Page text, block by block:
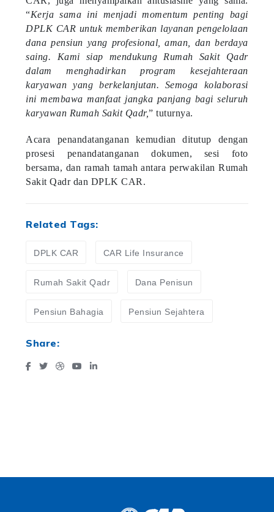
“Kerja sama ini menjadi momentum penting bagi
DPLK CAR untuk memberikan layanan pengelolaan
dana pensiun yang profesional, aman, dan berdaya
saing. Kami siap mendukung Rumah Sakit Qadr
dalam menghadirkan program kesejahteraan
karyawan yang berkelanjutan. Semoga kolaborasi
ini membawa manfaat jangka panjang bagi seluruh
karyawan Rumah Sakit Qadr,” tuturnya.
Acara penandatanganan kemudian ditutup dengan
prosesi penandatanganan dokumen, sesi foto
bersama, dan ramah tamah antara perwakilan Rumah
Sakit Qadr dan DPLK CAR.
Related Tags:
DPLK CAR CAR Life Insurance
Rumah Sakit Qadr Dana Penisun
Pensiun Bahagia Pensiun Sejahtera
Share: